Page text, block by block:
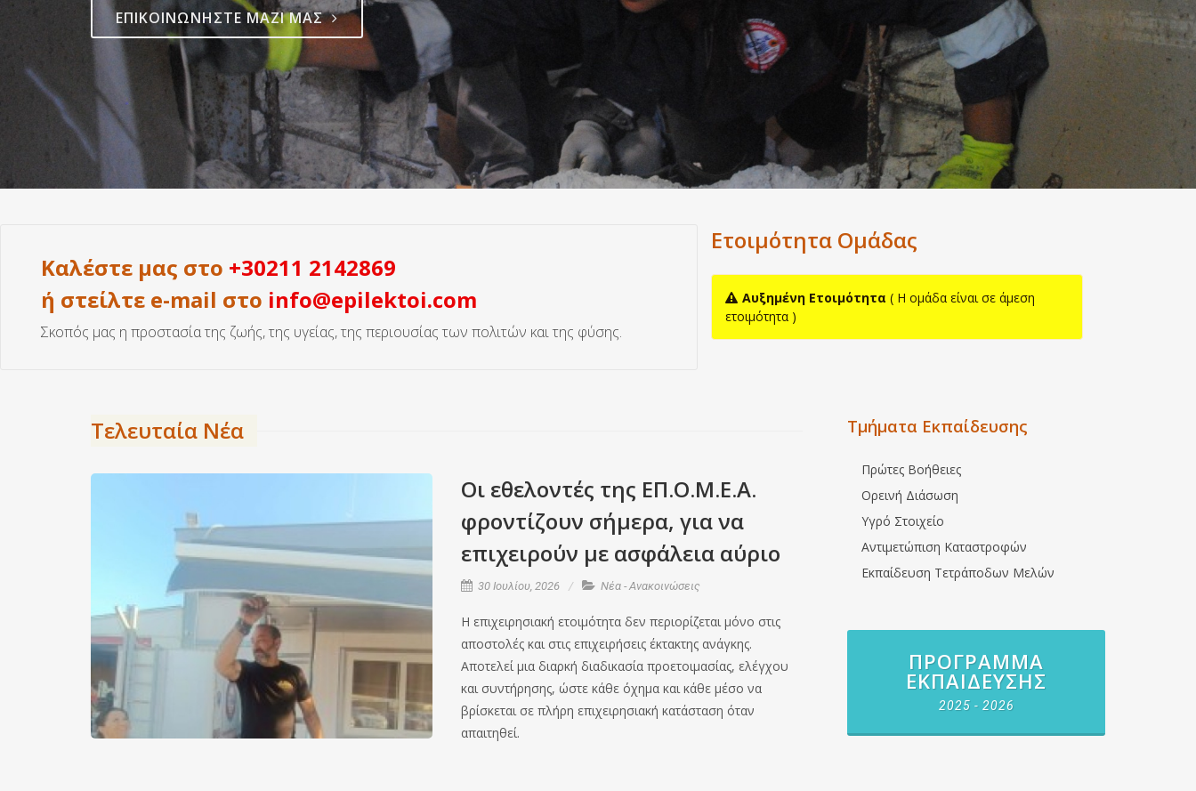
ΕΠΙΚΟΙΝΩΝΉΣΤΕ ΜΑΖΊ ΜΑΣ
Καλέστε μας στο +30211 2142869
ή στείλτε e-mail στο info@epilektoi.com
Σκοπός μας η προστασία της ζωής, της υγείας, της περιουσίας των πολιτών και της φύσης.
Ετοιμότητα Ομάδας
Αυξημένη Ετοιμότητα ( H ομάδα είναι σε άμεση
ετοιμότητα )
Τελευταία Νέα
Οι εθελοντές της ΕΠ.Ο.Μ.Ε.Α.
φροντίζουν σήμερα, για να
επιχειρούν με ασφάλεια αύριο
30 Ιουλίου, 2026 Νέα - Ανακοινώσεις
Η επιχειρησιακή ετοιμότητα δεν περιορίζεται μόνο στις
αποστολές και στις επιχειρήσεις έκτακτης ανάγκης.
Αποτελεί μια διαρκή διαδικασία προετοιμασίας, ελέγχου
και συντήρησης, ώστε κάθε όχημα και κάθε μέσο να
βρίσκεται σε πλήρη επιχειρησιακή κατάσταση όταν
απαιτηθεί.
Τμήματα Εκπαίδευσης
Πρώτες Βοήθειες
Ορεινή Διάσωση
Υγρό Στοιχείο
Αντιμετώπιση Καταστροφών
Εκπαίδευση Τετράποδων Μελών
ΠΡΌΓΡΑΜΜΑ
ΕΚΠΑΊΔΕΥΣΗΣ
2025 - 2026